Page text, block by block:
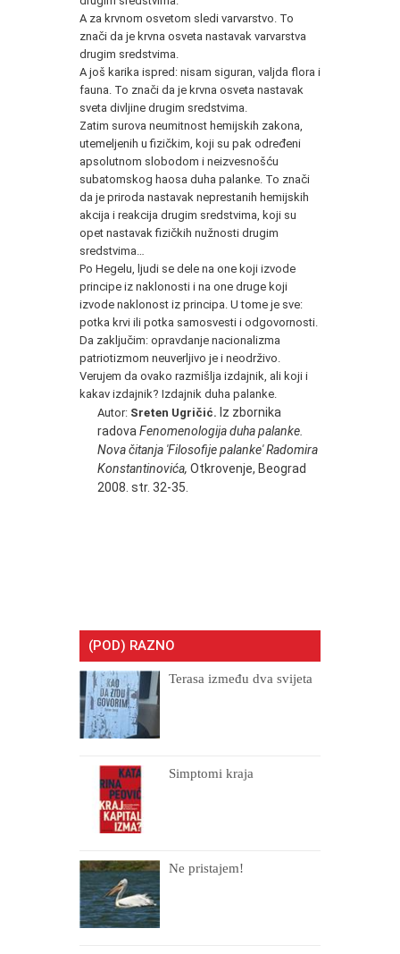
A za krvnom osvetom sledi varvarstvo. To
znači da je krvna osveta nastavak varvarstva
drugim sredstvima.
A još karika ispred: nisam siguran, valjda flora i
fauna. To znači da je krvna osveta nastavak
sveta divljine drugim sredstvima.
Zatim surova neumitnost hemijskih zakona,
utemeljenih u fizičkim, koji su pak određeni
apsolutnom slobodom i neizvesnošću
subatomskog haosa duha palanke. To znači
da je priroda nastavak neprestanih hemijskih
akcija i reakcija drugim sredstvima, koji su
opet nastavak fizičkih nužnosti drugim
sredstvima…
Po Hegelu, ljudi se dele na one koji izvode
principe iz naklonosti i na one druge koji
izvode naklonost iz principa. U tome je sve:
potka krvi ili potka samosvesti i odgovornosti.
Da zaključim: opravdanje nacionalizma
patriotizmom neuverljivo je i neodrživo.
Verujem da ovako razmišlja izdajnik, ali koji i
kakav izdajnik? Izdajnik duha palanke.
Autor: Sreten Ugričić. Iz zbornika
radova Fenomenologija duha palanke.
Nova čitanja 'Filosofije palanke' Radomira
Konstantinovića, Otkrovenje, Beograd
2008. str. 32-35.
(POD) RAZNO
Terasa između dva svijeta
Simptomi kraja
Ne pristajem!